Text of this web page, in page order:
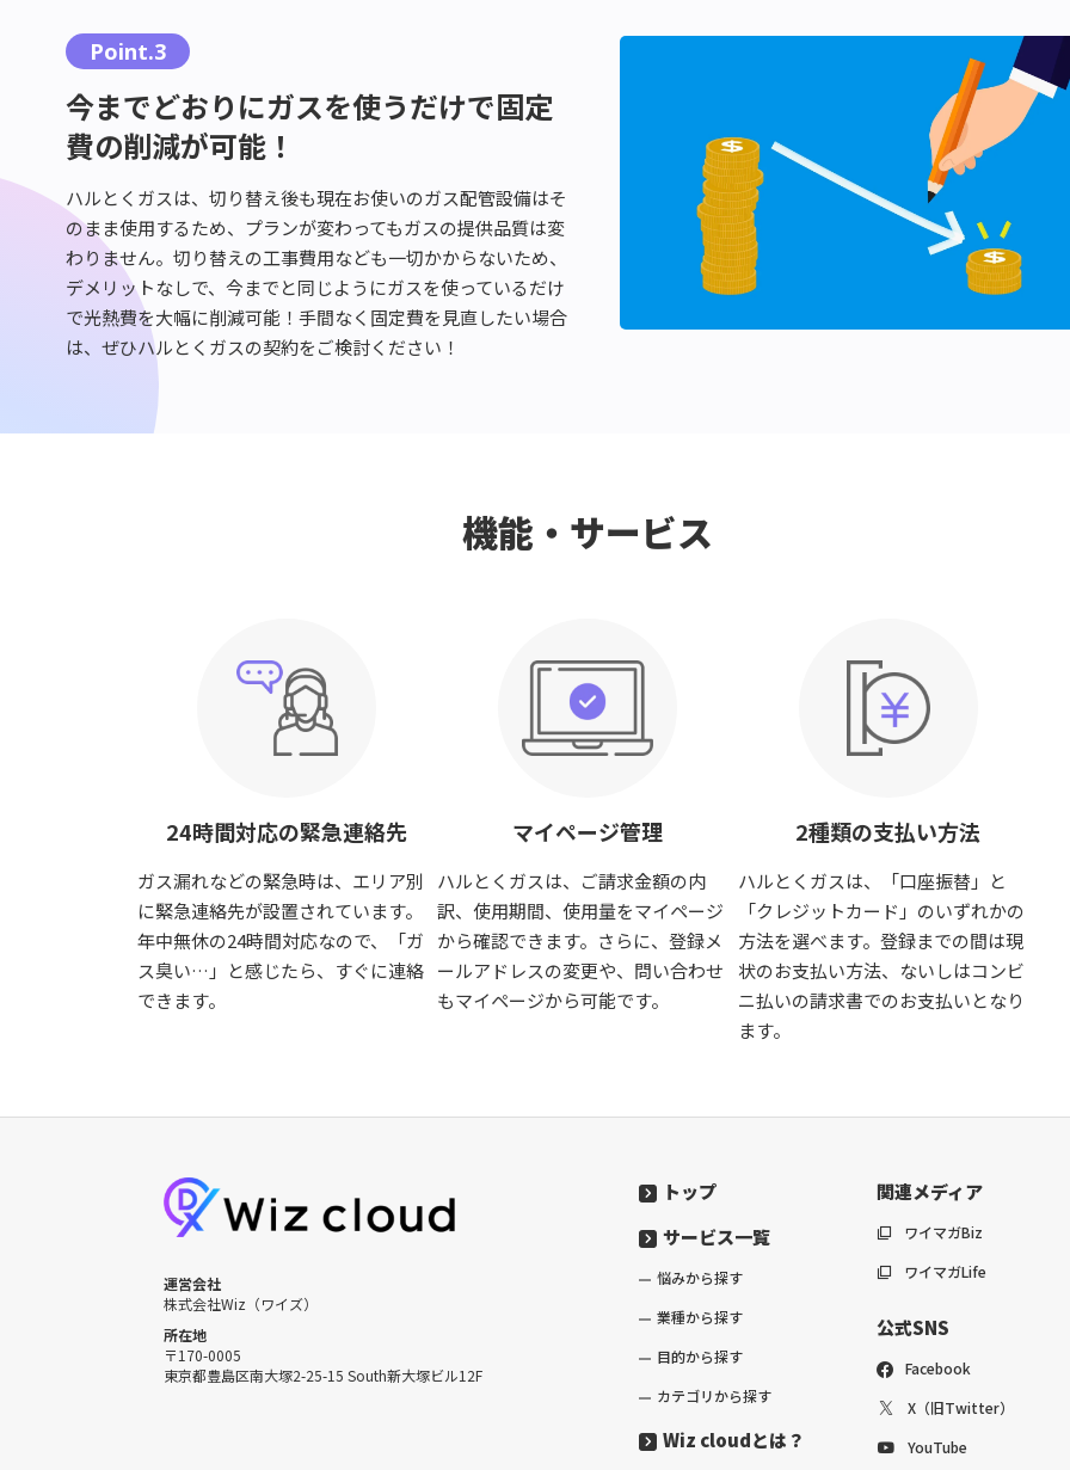
Point.3
今までどおりにガスを使うだけで固定
費の削減が可能！
ハルとくガスは、切り替え後も現在お使いのガス配管設備はそ
のまま使用するため、プランが変わってもガスの提供品質は変
わりません。切り替えの工事費用なども一切かからないため、
デメリットなしで、今までと同じようにガスを使っているだけ
で光熱費を大幅に削減可能！手間なく固定費を見直したい場合
は、ぜひハルとくガスの契約をご検討ください！
機能・サービス
24時間対応の緊急連絡先
ガス漏れなどの緊急時は、エリア別
に緊急連絡先が設置されています。
年中無休の24時間対応なので、「ガ
ス臭い…」と感じたら、すぐに連絡
できます。
マイページ管理
ハルとくガスは、ご請求金額の内
訳、使用期間、使用量をマイページ
から確認できます。さらに、登録メ
ールアドレスの変更や、問い合わせ
もマイページから可能です。
2種類の支払い方法
ハルとくガスは、「口座振替」と
「クレジットカード」のいずれかの
方法を選べます。登録までの間は現
状のお支払い方法、ないしはコンビ
ニ払いの請求書でのお支払いとなり
ます。
トップ
サービス一覧
悩みから探す
業種から探す
目的から探す
カテゴリから探す
Wiz cloudとは？
関連メディア
ワイマガBiz
ワイマガLife
公式SNS
Facebook
X（旧Twitter）
YouTube
運営会社
株式会社Wiz（ワイズ）
所在地
〒170-0005
東京都豊島区南大塚2-25-15 South新大塚ビル12F